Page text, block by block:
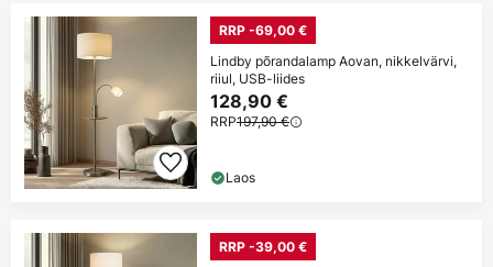
RRP -69,00 €
Lindby põrandalamp Aovan, nikkelvärvi,
riiul, USB-liides
128,90 €
RRP197,90 €
Laos
RRP -39,00 €